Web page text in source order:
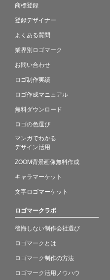
商標登録
登録デザイナー
よくある質問
業界別ロゴマーク
お問い合わせ
ロゴ制作実績
ロゴ作成マニュアル
無料ダウンロード
ロゴの色選び
マンガでわかる
デザイン活用
ZOOM背景画像無料作成
キャラマーケット
文字ロゴマーケット
ロゴマークラボ
後悔しない制作会社選び
ロゴマークとは
ロゴマーク制作の方法
ロゴマーク活用ノウハウ